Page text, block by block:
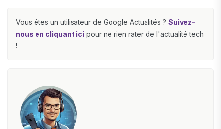
Vous êtes un utilisateur de Google Actualités ? Suivez-
nous en cliquant ici pour ne rien rater de l'actualité tech
!